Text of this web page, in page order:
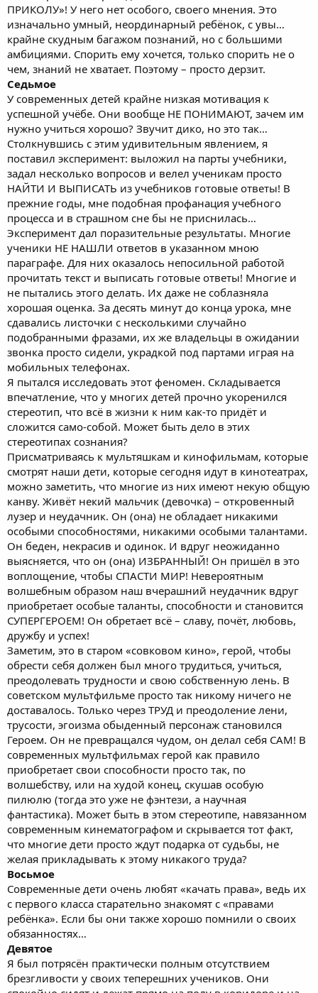
ПРИКОЛУ»! У него нет особого, своего мнения. Это
изначально умный, неординарный ребёнок, с увы…
крайне скудным багажом познаний, но с большими
амбициями. Спорить ему хочется, только спорить не о
чем, знаний не хватает. Поэтому – просто дерзит.
Седьмое
У современных детей крайне низкая мотивация к
успешной учёбе. Они вообще НЕ ПОНИМАЮТ, зачем им
нужно учиться хорошо? Звучит дико, но это так…
Столкнувшись с этим удивительным явлением, я
поставил эксперимент: выложил на парты учебники,
задал несколько вопросов и велел ученикам просто
НАЙТИ И ВЫПИСАТЬ из учебников готовые ответы! В
прежние годы, мне подобная профанация учебного
процесса и в страшном сне бы не приснилась…
Эксперимент дал поразительные результаты. Многие
ученики НЕ НАШЛИ ответов в указанном мною
параграфе. Для них оказалось непосильной работой
прочитать текст и выписать готовые ответы! Многие и
не пытались этого делать. Их даже не соблазняла
хорошая оценка. За десять минут до конца урока, мне
сдавались листочки с несколькими случайно
подобранными фразами, их же владельцы в ожидании
звонка просто сидели, украдкой под партами играя на
мобильных телефонах.
Я пытался исследовать этот феномен. Складывается
впечатление, что у многих детей прочно укоренился
стереотип, что всё в жизни к ним как-то придёт и
сложится само-собой. Может быть дело в этих
стереотипах сознания?
Присматриваясь к мультяшкам и кинофильмам, которые
смотрят наши дети, которые сегодня идут в кинотеатрах,
можно заметить, что многие из них имеют некую общую
канву. Живёт некий мальчик (девочка) – откровенный
лузер и неудачник. Он (она) не обладает никакими
особыми способностями, никакими особыми талантами.
Он беден, некрасив и одинок. И вдруг неожиданно
выясняется, что он (она) ИЗБРАННЫЙ! Он пришёл в это
воплощение, чтобы СПАСТИ МИР! Невероятным
волшебным образом наш вчерашний неудачник вдруг
приобретает особые таланты, способности и становится
СУПЕРГЕРОЕМ! Он обретает всё – славу, почёт, любовь,
дружбу и успех!
Заметим, это в старом «совковом кино», герой, чтобы
обрести себя должен был много трудиться, учиться,
преодолевать трудности и свою собственную лень. В
советском мультфильме просто так никому ничего не
доставалось. Только через ТРУД и преодоление лени,
трусости, эгоизма обыденный персонаж становился
Героем. Он не превращался чудом, он делал себя САМ! В
современных мультфильмах герой как правило
приобретает свои способности просто так, по
волшебству, или на худой конец, скушав особую
пилюлю (тогда это уже не фэнтези, а научная
фантастика). Может быть в этом стереотипе, навязанном
современным кинематографом и скрывается тот факт,
что многие дети просто ждут подарка от судьбы, не
желая прикладывать к этому никакого труда?
Восьмое
Современные дети очень любят «качать права», ведь их
с первого класса старательно знакомят с «правами
ребёнка». Если бы они также хорошо помнили о своих
обязанностях…
Девятое
Я был потрясён практически полным отсутствием
брезгливости у своих теперешних учеников. Они